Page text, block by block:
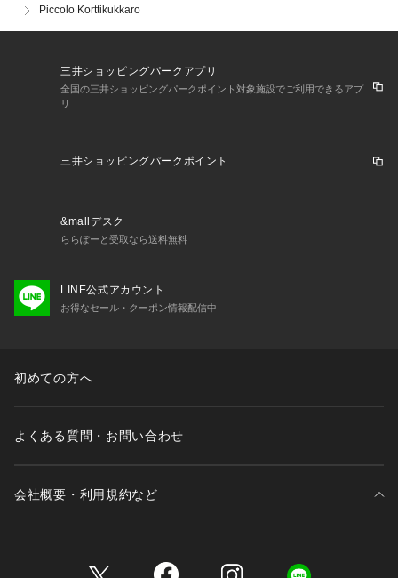
Piccolo Korttikukkaro
三井ショッピングパークアプリ
全国の三井ショッピングパークポイント対象施設でご利用できるアプ
リ
三井ショッピングパークポイント
&mallデスク
ららぽーと受取なら送料無料
LINE公式アカウント
お得なセール・クーポン情報配信中
初めての方へ
よくある質問・お問い合わせ
会社概要・利用規約など